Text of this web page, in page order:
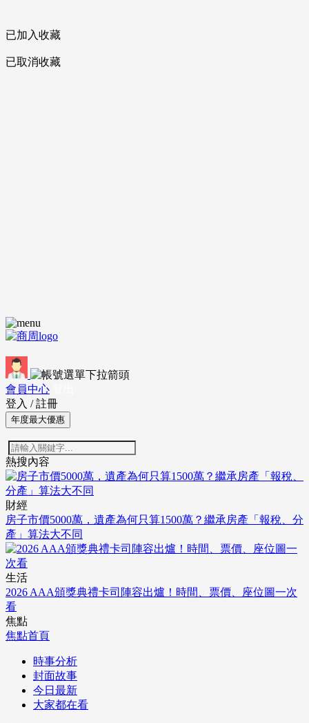
已加入收藏
已取消收藏
會員中心
登入 / 註冊
年度最大優惠
熱搜內容
財經
房子市價5000萬，遺產為何只算1500萬？繼承房產「報稅、分
產」算法大不同
生活
2026 AAA頒獎典禮卡司陣容出爐！時間、票價、座位圖一次
看
焦點
焦點首頁
時事分析
封面故事
今日最新
大家都在看